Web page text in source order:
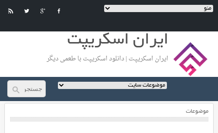
ایران اسکریپت
ایران اسکریپت | دانلود اسکریپت با طعمی دیگر
موضوعات